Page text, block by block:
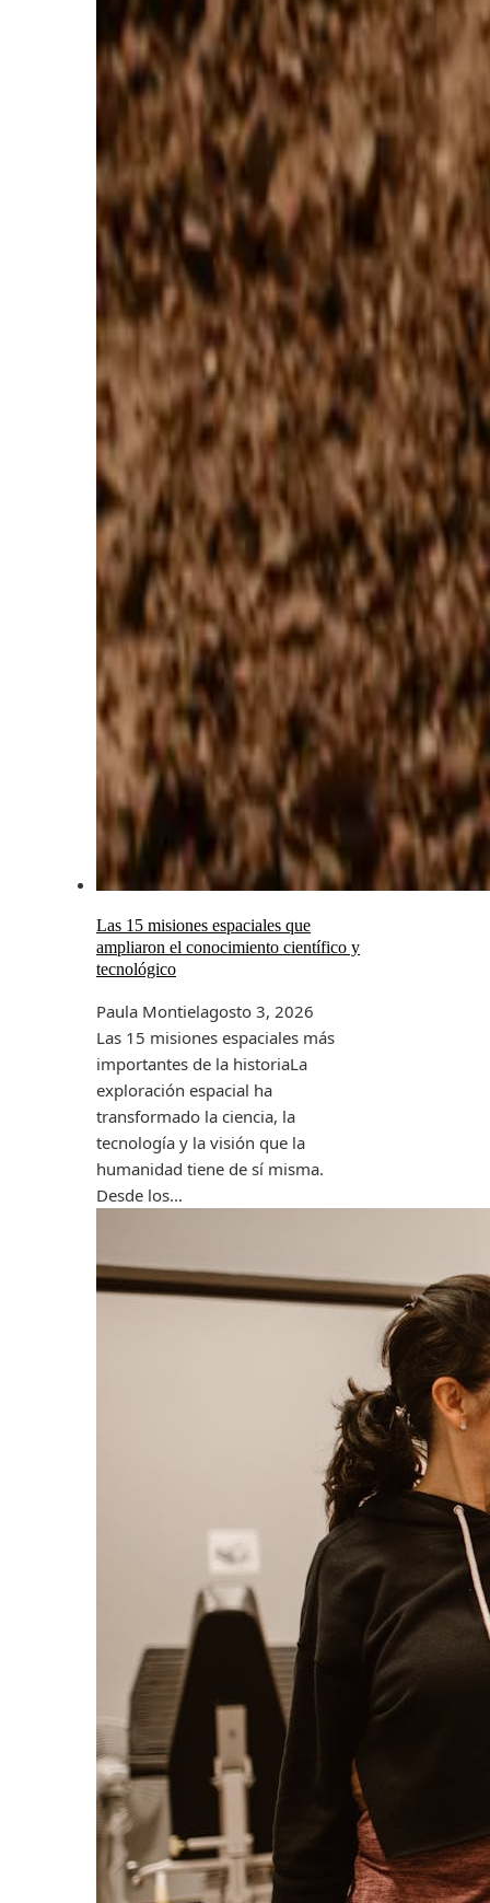
Las 15 misiones espaciales que
ampliaron el conocimiento científico y
tecnológico
Paula Montielagosto 3, 2026
Las 15 misiones espaciales más
importantes de la historiaLa
exploración espacial ha
transformado la ciencia, la
tecnología y la visión que la
humanidad tiene de sí misma.
Desde los...